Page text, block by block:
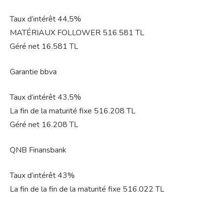
Taux d’intérêt 44,5%
MATÉRIAUX FOLLOWER 516.581 TL
Géré net 16.581 TL
Garantie bbva
Taux d’intérêt 43,5%
La fin de la maturité fixe 516.208 TL
Géré net 16.208 TL
QNB Finansbank
Taux d’intérêt 43%
La fin de la fin de la maturité fixe 516.022 TL